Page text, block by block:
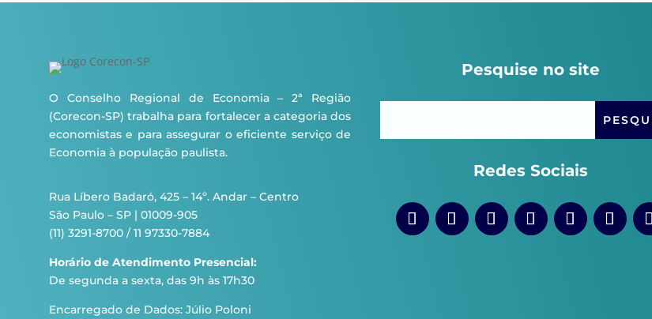
O Conselho Regional de Economia – 2ª Região
(Corecon-SP) trabalha para fortalecer a categoria dos
economistas e para assegurar o eficiente serviço de
Economia à população paulista.
Rua Líbero Badaró, 425 – 14º. Andar – Centro
São Paulo – SP | 01009-905
(11) 3291-8700 / 11 97330-7884
Horário de Atendimento Presencial:
De segunda a sexta, das 9h às 17h30
Encarregado de Dados: Júlio Poloni
Pesquise no site
Redes Sociais